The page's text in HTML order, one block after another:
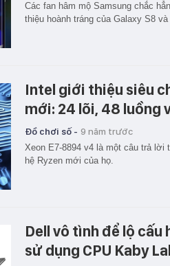
Các fan hâm mộ Samsung chắc
thiệu hoành tráng của Galaxy S8
Intel giới thiệu siêu
mới: 24 lõi, 48 luồng
Đồ chơi số - 9 năm trước
Xeon E7-8894 v4 là một câu trả lời
hệ Ryzen mới của họ.
Dell vô tình để lộ cấu
sử dụng CPU Kaby